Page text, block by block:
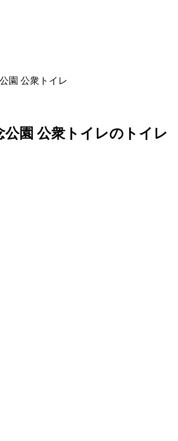
園 公衆トイレ
公園 公衆トイレのトイレ